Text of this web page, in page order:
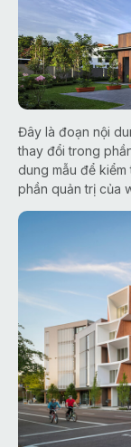
Đây là đoạn nội
thay đổi trong
dung mẫu để
phần quản trị của